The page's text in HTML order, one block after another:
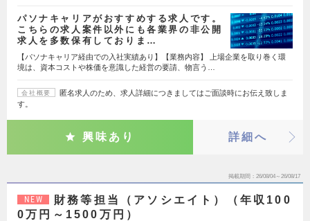
パソナキャリアがおすすめする求人です。
こちらの求人案件以外にも各業界の非公開
求人を多数保有しておりま…
【パソナキャリア経由での入社実績あり】【業務内容】 上場企業を取り巻く環
境は、資本コストや株価を意識した経営の要請、物言う…
会社概要
匿名求人のため、求人詳細につきましてはご面談時にお伝え致しま
す。
興味あり 詳細へ
掲載期間 26/08/04～26/08/17
NEW
財務等担当（アソシエイト）（年収100
0万円～1500万円）